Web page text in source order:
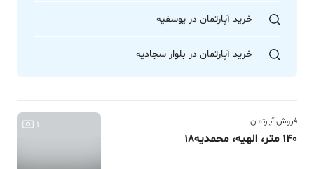
خرید آپارتمان در یوسفیه
خرید آپارتمان در بلوار سجادیه
فروش آپارتمان
140 متر، الهیه، محمدیه18
1